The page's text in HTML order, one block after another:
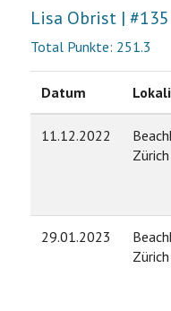
Lisa Obrist | #135
Total Punkte: 251.3
Datum
11.12.2022
29.01.2023